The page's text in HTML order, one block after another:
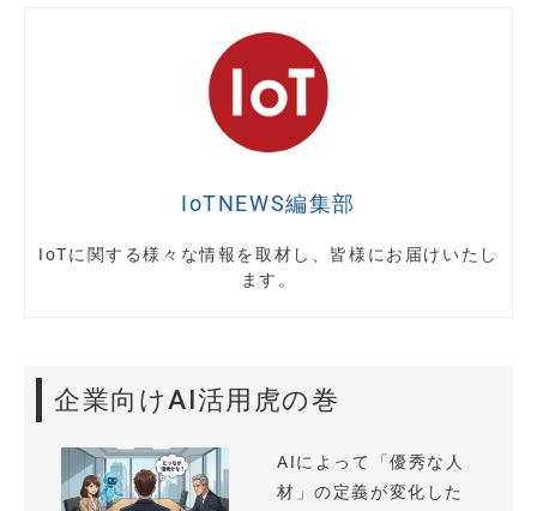
IoTNEWS編集部
IoTに関する様々な情報を取材し、皆様にお届けいたし
ます。
企業向けAI活用虎の巻
AIによって「優秀な人
材」の定義が変化した